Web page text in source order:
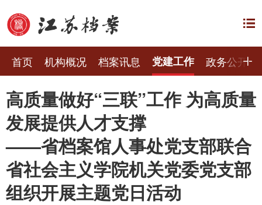
首页 机构概况 档案讯息 党建工作 政务公开
高质量做好“三联”工作 为高质量
发展提供人才支撑
——省档案馆人事处党支部联合
省社会主义学院机关党委党支部
组织开展主题党日活动